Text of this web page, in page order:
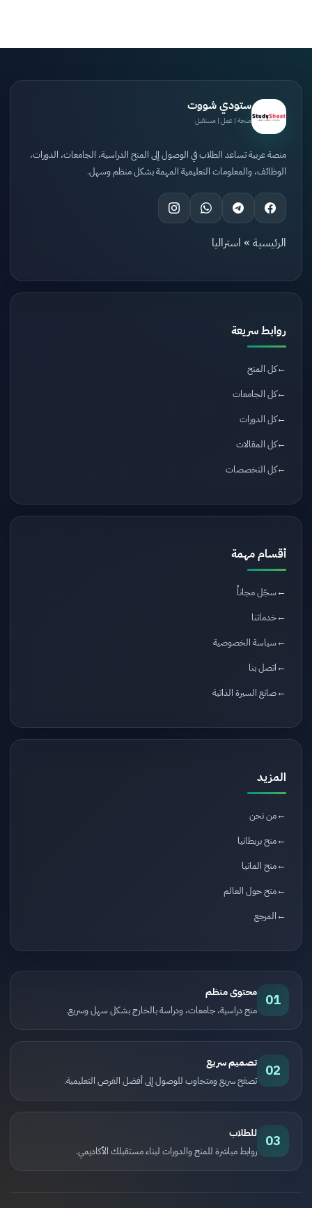
ستودي شووت
منحة | عمل | مستقبل
منصة عربية تساعد الطلاب في الوصول إلى المنح الدراسية، الجامعات، الدورات،
الوظائف، والمعلومات التعليمية المهمة بشكل منظم وسهل.
الرئيسية » استراليا
روابط سريعة
كل المنح
كل الجامعات
كل الدورات
كل المقالات
كل التخصصات
أقسام مهمة
سجّل مجاناً
خدماتنا
سياسة الخصوصية
اتصل بنا
صانع السيرة الذاتية
المزيد
من نحن
منح بريطانيا
منح المانيا
منح حول العالم
المرجع
01 محتوى منظم
منح دراسية، جامعات، ودراسة بالخارج بشكل سهل وسريع.
02 تصميم سريع
تصفح سريع ومتجاوب للوصول إلى أفضل الفرص التعليمية.
03 للطلاب
روابط مباشرة للمنح والدورات لبناء مستقبلك الأكاديمي.